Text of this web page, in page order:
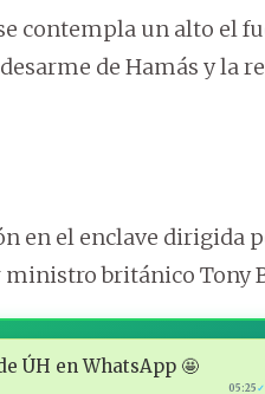
contempla un alto el
de Hamás y la
en el enclave dirigida
británico Tony
ÚH en WhatsApp 🤩
05:25